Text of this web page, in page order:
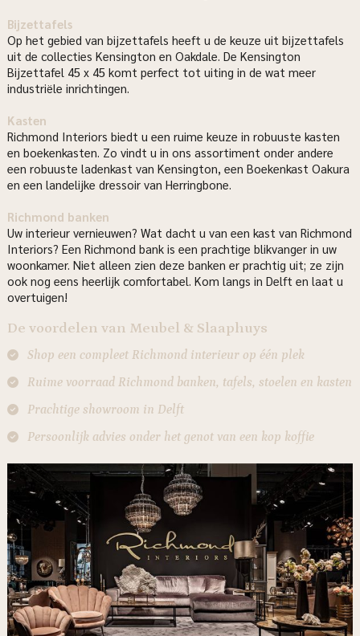
Bijzettafels
Op het gebied van bijzettafels heeft u de keuze uit bijzettafels
uit de collecties Kensington en Oakdale. De Kensington
Bijzettafel 45 x 45 komt perfect tot uiting in de wat meer
industriële inrichtingen.
Kasten
Richmond Interiors biedt u een ruime keuze in robuuste kasten
en boekenkasten. Zo vindt u in ons assortiment onder andere
een robuuste ladenkast van Kensington, een Boekenkast Oakura
en een landelijke dressoir van Herringbone.
Richmond banken
Uw interieur vernieuwen? Wat dacht u van een kast van Richmond
Interiors? Een Richmond bank is een prachtige blikvanger in uw
woonkamer. Niet alleen zien deze banken er prachtig uit; ze zijn
ook nog eens heerlijk comfortabel. Kom langs in Delft en laat u
overtuigen!
De voordelen van Meubel & Slaaphuys
Shop een compleet Richmond interieur op één plek
Ruime voorraad Richmond banken, tafels, stoelen en kasten
Prachtige showroom in Delft
Persoonlijk advies onder het genot van een kop koffie